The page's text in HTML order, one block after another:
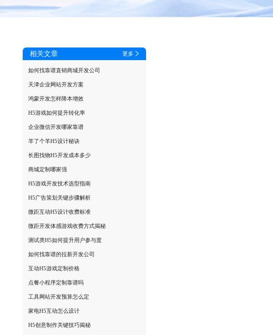
相关文章 更多
如何找靠谱直销商城开发公司
天津企业网站开发方案
鸿蒙开发怎样降本增效
H5游戏如何提升转化率
企业微信开发哪家靠谱
羊了个羊H5设计秘诀
长图找物H5开发成本多少
商城定制哪家强
H5游戏开发技术选型指南
H5广告策划关键步骤解析
微距互动H5设计收费标准
微距开发体感游戏收费方式揭秘
测试类H5如何提升用户参与度
如何找靠谱的拉新开发公司
互动H5游戏定制价格
点餐小程序定制靠谱吗
工具网站开发预算怎么定
家电H5互动怎么设计
H5创意制作关键技巧揭秘